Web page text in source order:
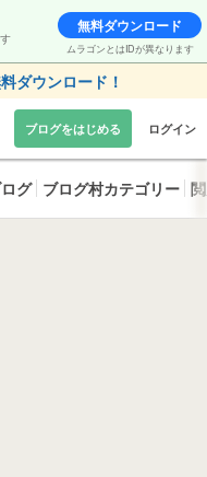
無料ダウンロード
ムラゴンとはIDが異なります
ダウンロード！
ブログをはじめる ログイン
グ ブログ村カテゴリー